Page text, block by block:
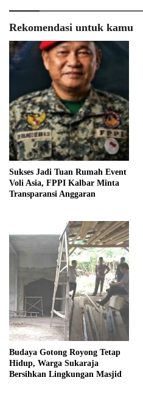
Rekomendasi untuk kamu
Sukses Jadi Tuan Rumah Event
Voli Asia, FPPI Kalbar Minta
Transparansi Anggaran
Budaya Gotong Royong Tetap
Hidup, Warga Sukaraja
Bersihkan Lingkungan Masjid